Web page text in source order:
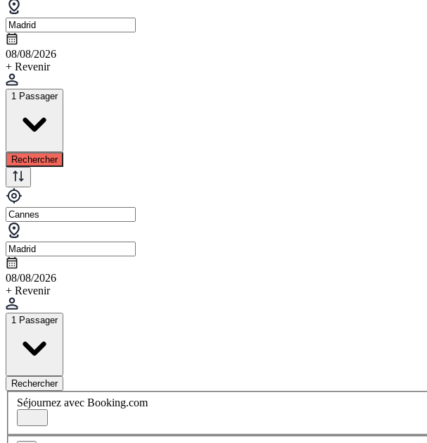
08/08/2026
+ Revenir
1 Passager
Rechercher
08/08/2026
+ Revenir
1 Passager
Rechercher
Séjournez avec Booking.com